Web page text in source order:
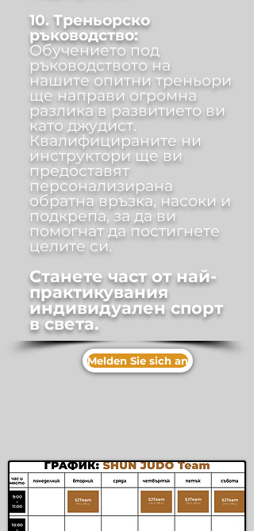
10. Треньорско
ръководство:
Обучението под
ръководството на
нашите опитни треньори
ще направи огромна
разлика в развитието ви
като джудист.
Квалифицираните ни
инструктори ще ви
предоставят
персонализирана
обратна връзка, насоки и
подкрепа, за да ви
помогнат да постигнете
целите си.
Станете част от най-
практикувания
индивидуален спорт
в света.
Melden Sie sich an